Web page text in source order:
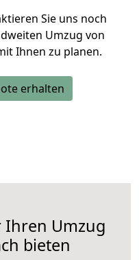
Sie uns noch
Umzug von
Ihnen zu planen.
erhalten
Umzug
bieten